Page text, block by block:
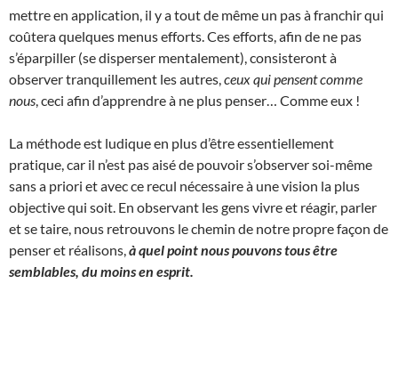
mettre en application, il y a tout de même un pas à franchir qui
coûtera quelques menus efforts. Ces efforts, afin de ne pas
s’éparpiller (se disperser mentalement), consisteront à
observer tranquillement les autres, ceux qui pensent comme
nous , ceci afin d’apprendre à ne plus penser… Comme eux !
La méthode est ludique en plus d’être essentiellement
pratique, car il n’est pas aisé de pouvoir s’observer soi-même
sans a priori et avec ce recul nécessaire à une vision la plus
objective qui soit. En observant les gens vivre et réagir, parler
et se taire, nous retrouvons le chemin de notre propre façon de
penser et réalisons, à quel point nous pouvons tous être
semblables, du moins en esprit.